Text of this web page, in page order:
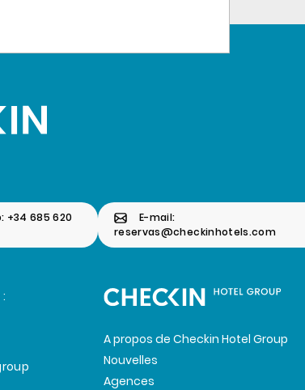
+34 685 620
E-mail:
reservas@checkinhotels.com
A propos de Checkin Hotel Group
Nouvelles
Agences